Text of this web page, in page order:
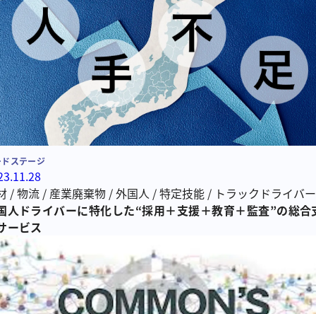
ステージ
/物流/ 産業廃棄物/外国人 /特定技能/ トラックドライバー
人ドライバーに特化した“採用＋支援＋教育＋監査”の総合
ービス